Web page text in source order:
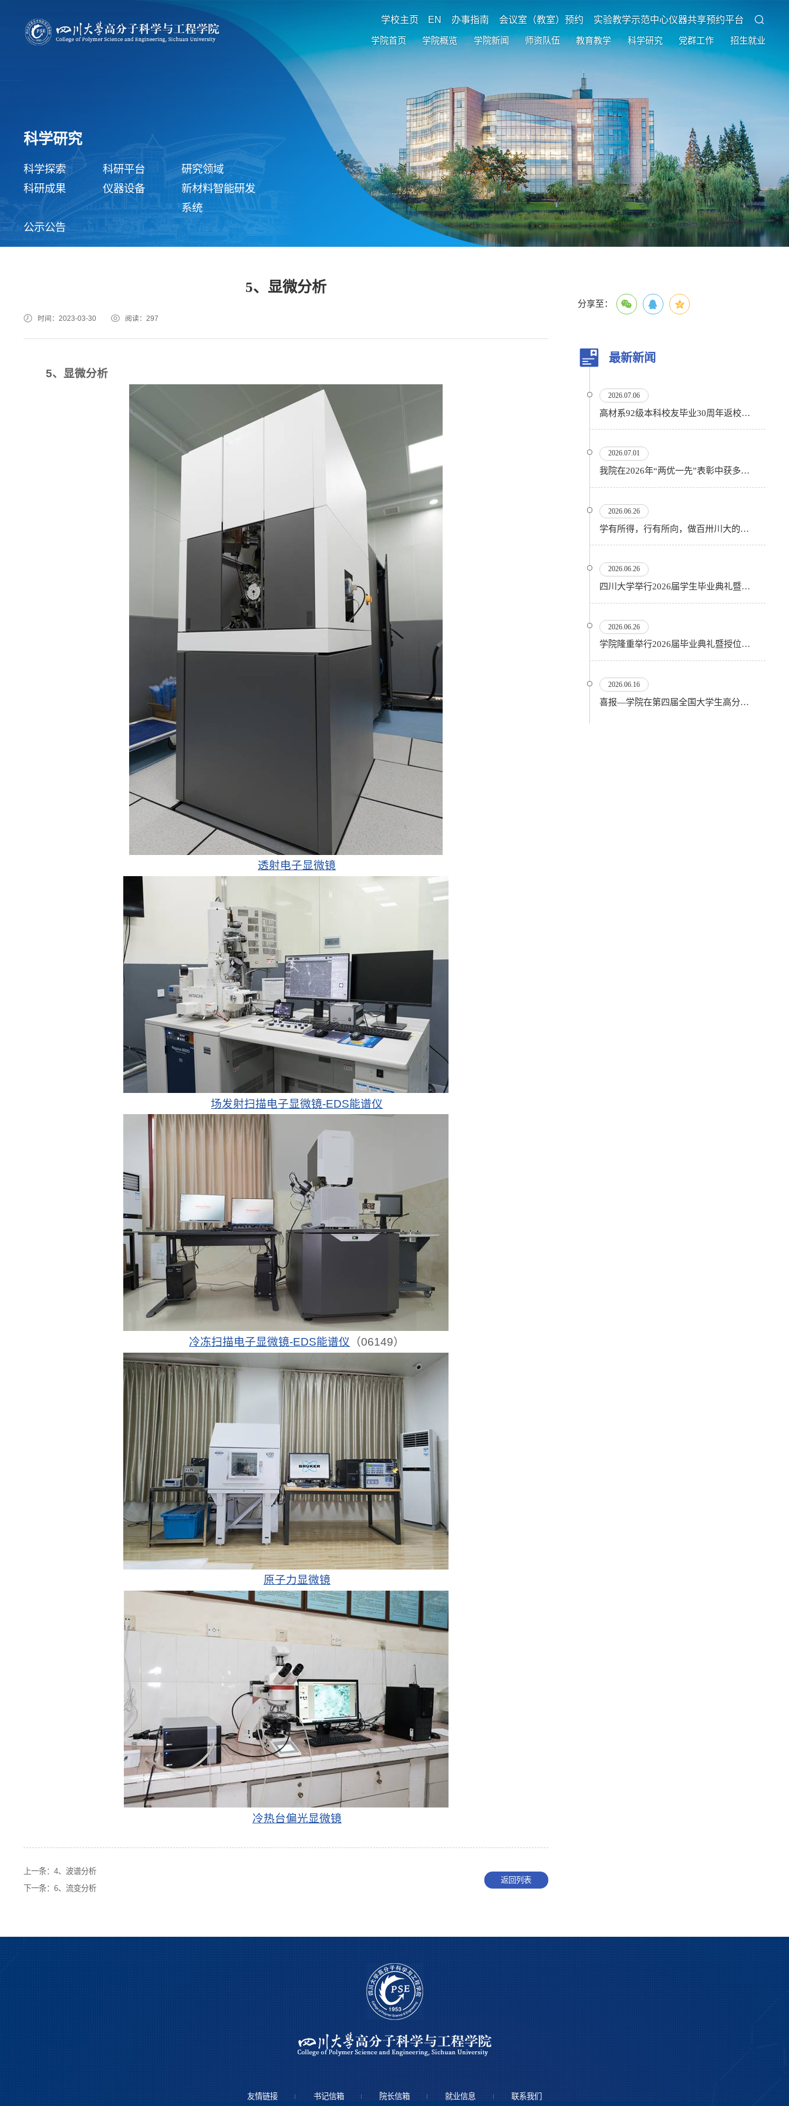
学校主页 EN 办事指南 会议室（教室）预约 实验教学示范中心仪器共享预约平台
学院首页 学院概览 学院新闻 师资队伍 教育教学 科学研究 党群工作 招生就业
科学研究
科学探索 科研平台
研究领域
科研成果
仪器设备
新材料智能研发
系统
公示公告
5、显微分析
时间：2023-03-30 阅读： 297
5、显微分析
透射电子显微镜
场发射扫描电子显微镜-EDS能谱仪
冷冻扫描电子显微镜-EDS能谱仪 （06149）
原子力显微镜
冷热台偏光显微镜
上一条：4、波谱分析
下一条：6、流变分析
返回列表
分享至：
最新新闻
2026.07.06
高材系92级本科校友毕业30周年返校活动顺利举行
2026.07.01
我院在2026年“两优一先”表彰中获多项殊荣
2026.06.26
学有所得，行有所向，做百卅川大的薪火赓续者——校长汪劲松在四川大学2026届学生毕业典礼上的...
2026.06.26
四川大学举行2026届学生毕业典礼暨学位授予仪式
2026.06.26
​学院隆重举行2026届毕业典礼暨授位仪式
2026.06.16
喜报—学院在第四届全国大学生高分子材料实验实践虚拟仿真大赛再创佳绩
友情链接 书记信箱 院长信箱 就业信息 联系我们